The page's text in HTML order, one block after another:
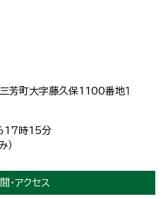
芳町大字藤久保1100番地１
17時15分
）
・アクセス